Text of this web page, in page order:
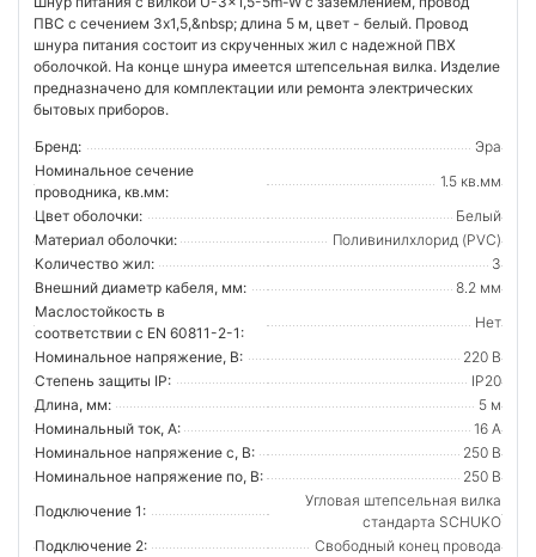
ПВС с сечением 3х1,5,&nbsp; длина 5 м, цвет - белый. Провод
шнура питания состоит из скрученных жил с надежной ПВХ
оболочкой. На конце шнура имеется штепсельная вилка. Изделие
предназначено для комплектации или ремонта электрических
бытовых приборов.
Бренд:
Эра
Номинальное сечение
проводника, кв.мм:
1.5 кв.мм
Цвет оболочки:
Белый
Материал оболочки:
Поливинилхлорид (PVC)
Количество жил:
3
Внешний диаметр кабеля, мм:
8.2 мм
Маслостойкость в
соответствии с EN 60811-2-1:
Нет
Номинальное напряжение, В:
220 В
Степень защиты IP:
IP20
Длина, мм:
5 м
Номинальный ток, А:
16 А
Номинальное напряжение с, В:
250 В
Номинальное напряжение по, В:
250 В
Подключение 1:
Угловая штепсельная вилка
стандарта SCHUKO
Подключение 2:
Свободный конец провода